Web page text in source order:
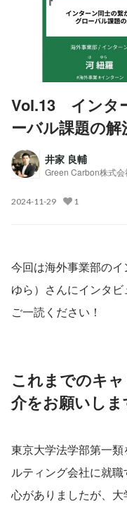
Vol.13 インタ
ーバル課題の解
井家 良輔
Green Carbon株式会
2024-11-29 1
今回は海外事業部の
ゆら）さんにインタ
ご一読ください！
これまでのキ
介をお願いしま
東京大学法学部第一
ルティング会社に就
心がありましたが、